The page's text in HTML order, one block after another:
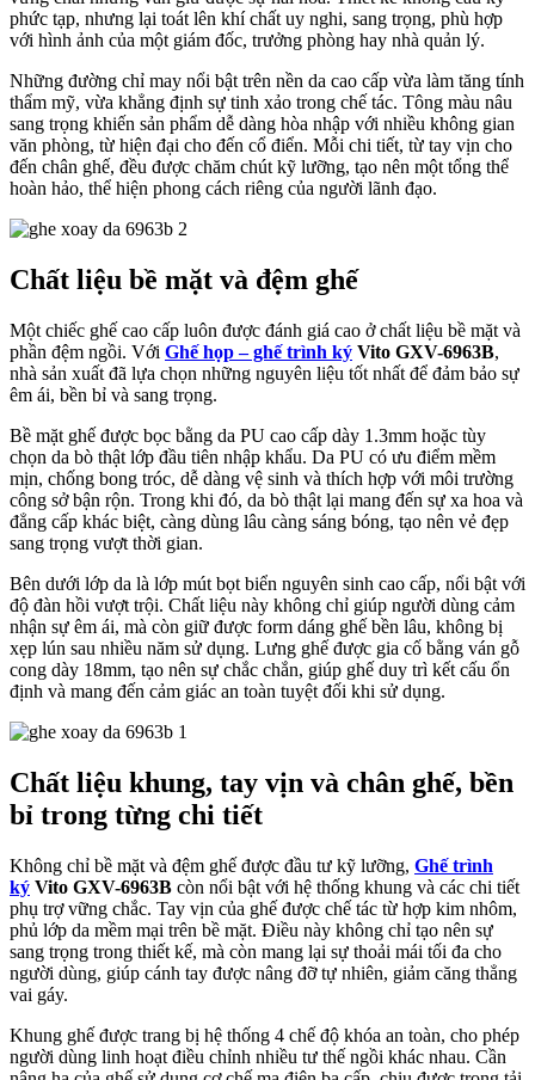
phức tạp, nhưng lại toát lên khí chất uy nghi, sang trọng, phù hợp
với hình ảnh của một giám đốc, trưởng phòng hay nhà quản lý.
Những đường chỉ may nổi bật trên nền da cao cấp vừa làm tăng tính
thẩm mỹ, vừa khẳng định sự tinh xảo trong chế tác. Tông màu nâu
sang trọng khiến sản phẩm dễ dàng hòa nhập với nhiều không gian
văn phòng, từ hiện đại cho đến cổ điển. Mỗi chi tiết, từ tay vịn cho
đến chân ghế, đều được chăm chút kỹ lưỡng, tạo nên một tổng thể
hoàn hảo, thể hiện phong cách riêng của người lãnh đạo.
Chất liệu bề mặt và đệm ghế
Một chiếc ghế cao cấp luôn được đánh giá cao ở chất liệu bề mặt và
phần đệm ngồi. Với Ghế họp – ghế trình ký Vito GXV-6963B,
nhà sản xuất đã lựa chọn những nguyên liệu tốt nhất để đảm bảo sự
êm ái, bền bỉ và sang trọng.
Bề mặt ghế được bọc bằng da PU cao cấp dày 1.3mm hoặc tùy
chọn da bò thật lớp đầu tiên nhập khẩu. Da PU có ưu điểm mềm
mịn, chống bong tróc, dễ dàng vệ sinh và thích hợp với môi trường
công sở bận rộn. Trong khi đó, da bò thật lại mang đến sự xa hoa và
đẳng cấp khác biệt, càng dùng lâu càng sáng bóng, tạo nên vẻ đẹp
sang trọng vượt thời gian.
Bên dưới lớp da là lớp mút bọt biển nguyên sinh cao cấp, nổi bật với
độ đàn hồi vượt trội. Chất liệu này không chỉ giúp người dùng cảm
nhận sự êm ái, mà còn giữ được form dáng ghế bền lâu, không bị
xẹp lún sau nhiều năm sử dụng. Lưng ghế được gia cố bằng ván gỗ
cong dày 18mm, tạo nên sự chắc chắn, giúp ghế duy trì kết cấu ổn
định và mang đến cảm giác an toàn tuyệt đối khi sử dụng.
Chất liệu khung, tay vịn và chân ghế, bền
bỉ trong từng chi tiết
Không chỉ bề mặt và đệm ghế được đầu tư kỹ lưỡng, Ghế trình
ký Vito GXV-6963B còn nổi bật với hệ thống khung và các chi tiết
phụ trợ vững chắc. Tay vịn của ghế được chế tác từ hợp kim nhôm,
phủ lớp da mềm mại trên bề mặt. Điều này không chỉ tạo nên sự
sang trọng trong thiết kế, mà còn mang lại sự thoải mái tối đa cho
người dùng, giúp cánh tay được nâng đỡ tự nhiên, giảm căng thẳng
vai gáy.
Khung ghế được trang bị hệ thống 4 chế độ khóa an toàn, cho phép
người dùng linh hoạt điều chỉnh nhiều tư thế ngồi khác nhau. Cần